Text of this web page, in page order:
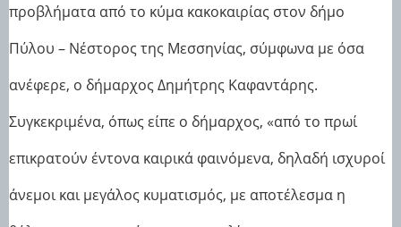
προβλήματα από το κύμα κακοκαιρίας στον δήμο
Πύλου – Νέστορος της Μεσσηνίας, σύμφωνα με όσα
ανέφερε, ο δήμαρχος Δημήτρης Καφαντάρης.
Συγκεκριμένα, όπως είπε ο δήμαρχος, «από το πρωί
επικρατούν έντονα καιρικά φαινόμενα, δηλαδή ισχυροί
άνεμοι και μεγάλος κυματισμός, με αποτέλεσμα η